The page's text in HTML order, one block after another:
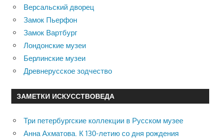
Версальский дворец
Замок Пьерфон
Замок Вартбург
Лондонские музеи
Берлинские музеи
Древнерусское зодчество
ЗАМЕТКИ ИСКУССТВОВЕДА
Три петербургские коллекции в Русском музее
Анна Ахматова. К 130-летию со дня рождения